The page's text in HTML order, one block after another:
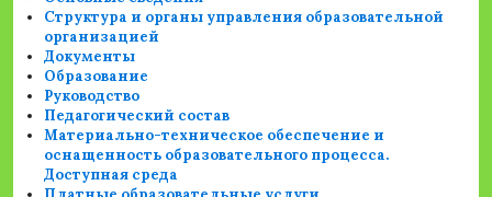
Структура и органы управления образовательной
организацией
Документы
Образование
Руководство
Педагогический состав
Материально-техническое обеспечение и
оснащенность образовательного процесса.
Доступная среда